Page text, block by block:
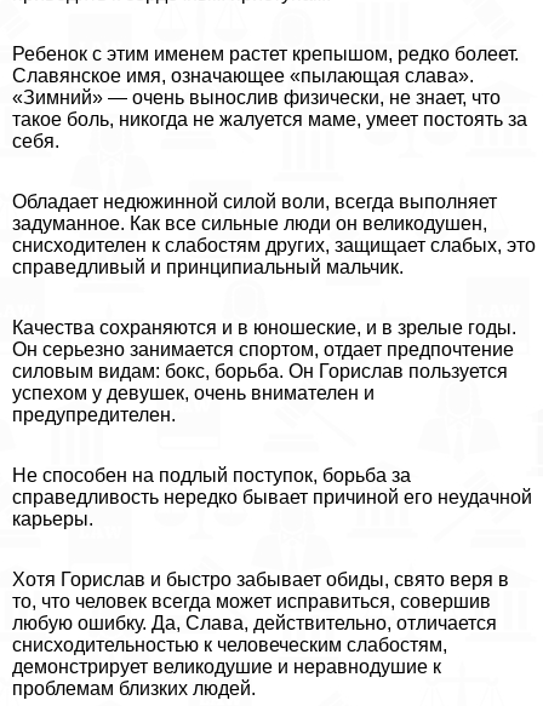
Ребенок с этим именем растет крепышом, редко болеет.
Славянское имя, означающее «пылающая слава».
«Зимний» — очень вынослив физически, не знает, что
такое боль, никогда не жалуется маме, умеет постоять за
себя.
Обладает недюжинной силой воли, всегда выполняет
задуманное. Как все сильные люди он великодушен,
снисходителен к слабостям других, защищает слабых, это
справедливый и принципиальный мальчик.
Качества сохраняются и в юношеские, и в зрелые годы.
Он серьезно занимается спортом, отдает предпочтение
силовым видам: бокс, борьба. Он Горислав пользуется
успехом у дeвyшек, очень внимателен и
предупредителен.
Не способен на подлый поступок, борьба за
справедливость нередко бывает причиной его неудачной
карьеры.
Хотя Горислав и быстро забывает обиды, свято веря в
то, что человек всегда может исправиться, совершив
любую ошибку. Да, Слава, действительно, отличается
снисходительностью к человеческим слабостям,
демонстрирует великодушие и неравнодушие к
проблемам близких людей.